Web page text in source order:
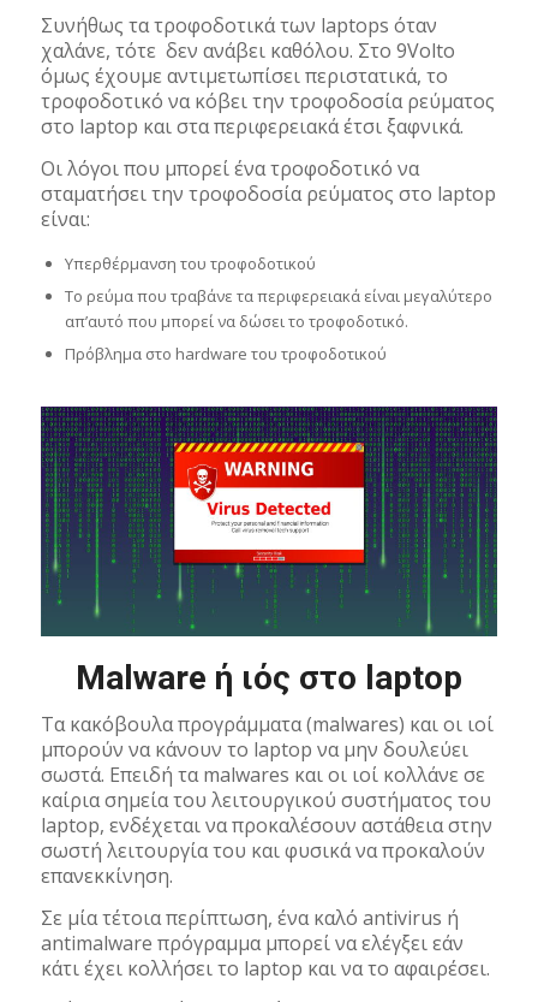
Συνήθως τα τροφοδοτικά των laptops όταν
χαλάνε, τότε δεν ανάβει καθόλου. Στο 9Volto
όμως έχουμε αντιμετωπίσει περιστατικά, το
τροφοδοτικό να κόβει την τροφοδοσία ρεύματος
στο laptop και στα περιφερειακά έτσι ξαφνικά.
Οι λόγοι που μπορεί ένα τροφοδοτικό να
σταματήσει την τροφοδοσία ρεύματος στο laptop
είναι:
Υπερθέρμανση του τροφοδοτικού
Το ρεύμα που τραβάνε τα περιφερειακά είναι μεγαλύτερο
απ’αυτό που μπορεί να δώσει το τροφοδοτικό.
Πρόβλημα στο hardware του τροφοδοτικού
Malware ή ιός στο laptop
Τα κακόβουλα προγράμματα (malwares) και οι ιοί
μπορούν να κάνουν το laptop να μην δουλεύει
σωστά. Επειδή τα malwares και οι ιοί κολλάνε σε
καίρια σημεία του λειτουργικού συστήματος του
laptop, ενδέχεται να προκαλέσουν αστάθεια στην
σωστή λειτουργία του και φυσικά να προκαλούν
επανεκκίνηση.
Σε μία τέτοια περίπτωση, ένα καλό antivirus ή
antimalware πρόγραμμα μπορεί να ελέγξει εάν
κάτι έχει κολλήσει το laptop και να το αφαιρέσει.